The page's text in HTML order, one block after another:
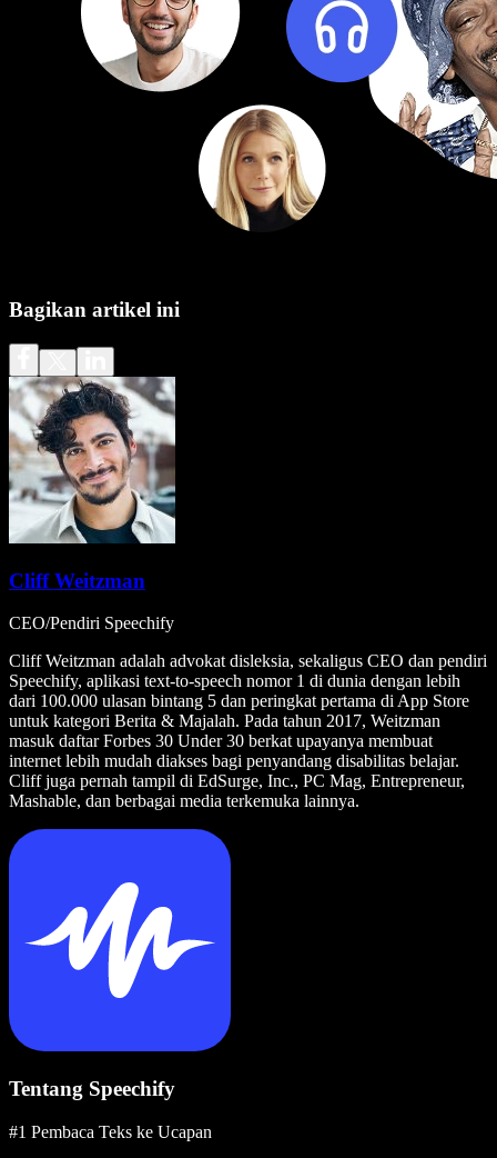
Bagikan artikel ini
Cliff Weitzman
CEO/Pendiri Speechify
Cliff Weitzman adalah advokat disleksia, sekaligus CEO dan pendiri
Speechify, aplikasi text-to-speech nomor 1 di dunia dengan lebih
dari 100.000 ulasan bintang 5 dan peringkat pertama di App Store
untuk kategori Berita & Majalah. Pada tahun 2017, Weitzman
masuk daftar Forbes 30 Under 30 berkat upayanya membuat
internet lebih mudah diakses bagi penyandang disabilitas belajar.
Cliff juga pernah tampil di EdSurge, Inc., PC Mag, Entrepreneur,
Mashable, dan berbagai media terkemuka lainnya.
Tentang Speechify
#1 Pembaca Teks ke Ucapan